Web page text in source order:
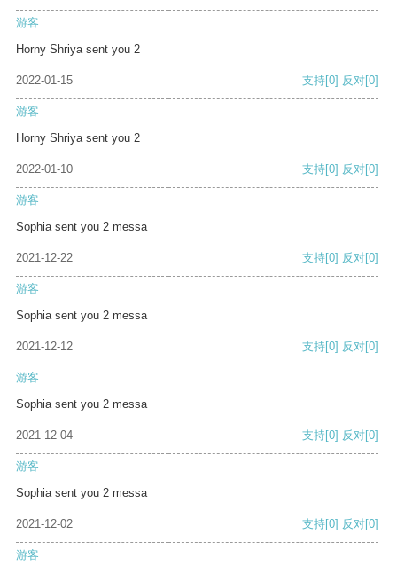
游客
Horny Shriya sent you 2
2022-01-15 支持[0] 反对[0]
游客
Horny Shriya sent you 2
2022-01-10 支持[0] 反对[0]
游客
Sophia sent you 2 messa
2021-12-22 支持[0] 反对[0]
游客
Sophia sent you 2 messa
2021-12-12 支持[0] 反对[0]
游客
Sophia sent you 2 messa
2021-12-04 支持[0] 反对[0]
游客
Sophia sent you 2 messa
2021-12-02 支持[0] 反对[0]
游客